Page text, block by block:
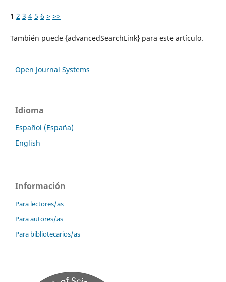
1 2 3 4 5 6 > >>
También puede {advancedSearchLink} para este artículo.
Open Journal Systems
Idioma
Español (España)
English
Información
Para lectores/as
Para autores/as
Para bibliotecarios/as